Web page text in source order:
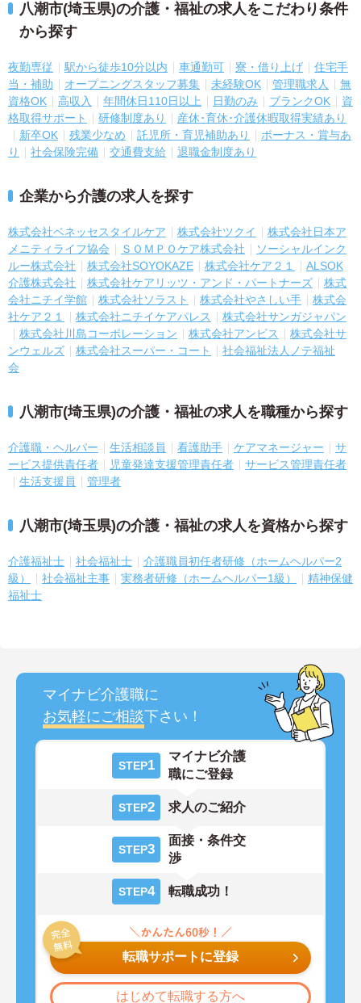
八潮市(埼玉県)の介護・福祉の求人をこだわり条件
から探す
夜勤専従 駅から徒歩10分以内 車通勤可 寮・借り上げ
住宅手
当・補助
オープニングスタッフ募集 未経験OK 管理職求人
無
資格OK
高収入 年間休日110日以上 日勤のみ ブランクOK
資
格取得サポート
研修制度あり
産休･育休･介護休暇取得実績あり
新卒OK
残業少なめ 託児所・育児補助あり
ボーナス・賞与あ
り
社会保険完備 交通費支給 退職金制度あり
企業から介護の求人を探す
株式会社ベネッセスタイルケア 株式会社ツクイ
株式会社日本ア
メニティライフ協会
ＳＯＭＰＯケア株式会社
ソーシャルインク
ルー株式会社
株式会社SOYOKAZE 株式会社ケア２１
ALSOK
介護株式会社
株式会社ケアリッツ・アンド・パートナーズ
株式
会社ニチイ学館
株式会社ソラスト 株式会社やさしい手
株式会
社ケア２１
株式会社ニチイケアパレス
株式会社サンガジャパン
株式会社川島コーポレーション
株式会社アンビス
株式会社サ
ンウェルズ
株式会社スーパー・コート
社会福祉法人ノテ福祉
会
八潮市(埼玉県)の介護・福祉の求人を職種から探す
介護職・ヘルパー 生活相談員 看護助手 ケアマネージャー
サ
ービス提供責任者
児童発達支援管理責任者
サービス管理責任者
生活支援員
管理者
八潮市(埼玉県)の介護・福祉の求人を資格から探す
介護福祉士 社会福祉士
介護職員初任者研修（ホームヘルパー2
級）
社会福祉主事 実務者研修（ホームヘルパー1級）
精神保健
福祉士
マイナビ介護職に
お気軽にご相談下さい！
STEP1
マイナビ介護
職にご登録
STEP2 求人のご紹介
STEP3
面接・条件交
渉
STEP4 転職成功！
転職サポートに登録
はじめて転職する方へ